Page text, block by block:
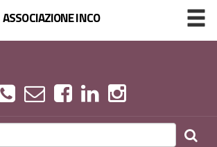
ASSOCIAZIONE INCO